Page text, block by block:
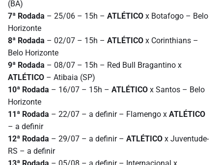
(BA)
7ª Rodada – 25/06 – 15h – ATLÉTICO x Botafogo – Belo
Horizonte
8ª Rodada – 02/07 – 15h – ATLÉTICO x Corinthians –
Belo Horizonte
9ª Rodada – 08/07 – 15h – Red Bull Bragantino x
ATLÉTICO – Atibaia (SP)
10ª Rodada – 16/07 – 15h – ATLÉTICO x Santos – Belo
Horizonte
11ª Rodada – 22/07 – a definir – Flamengo x ATLÉTICO
– a definir
12ª Rodada – 29/07 – a definir – ATLÉTICO x Juventude-
RS – a definir